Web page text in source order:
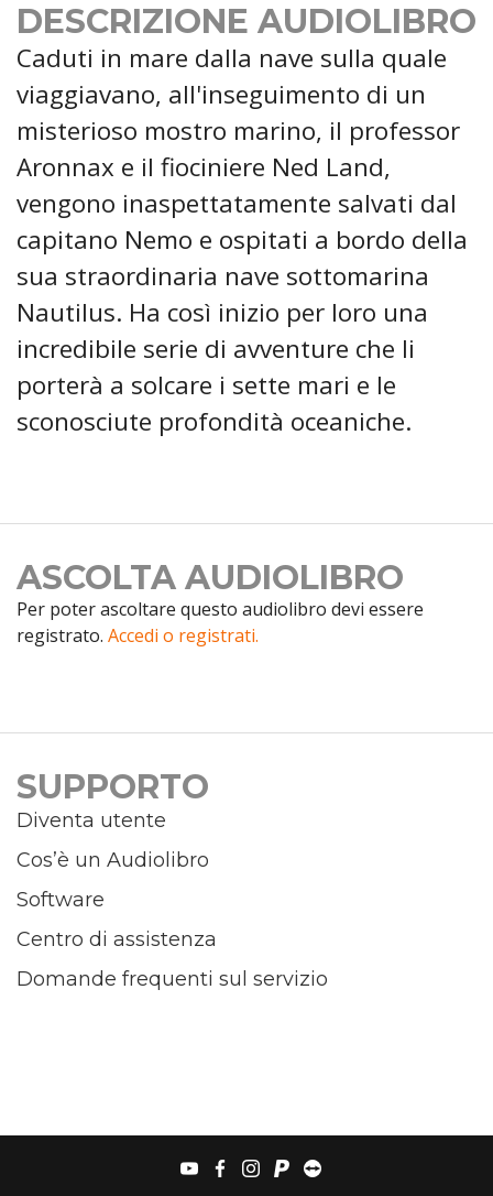
DESCRIZIONE AUDIOLIBRO
Caduti in mare dalla nave sulla quale
viaggiavano, all'inseguimento di un
misterioso mostro marino, il professor
Aronnax e il fiociniere Ned Land,
vengono inaspettatamente salvati dal
capitano Nemo e ospitati a bordo della
sua straordinaria nave sottomarina
Nautilus. Ha così inizio per loro una
incredibile serie di avventure che li
porterà a solcare i sette mari e le
sconosciute profondità oceaniche.
ASCOLTA AUDIOLIBRO
Per poter ascoltare questo audiolibro devi essere
registrato. Accedi o registrati.
SUPPORTO
Diventa utente
Cos’è un Audiolibro
Software
Centro di assistenza
Domande frequenti sul servizio
youtubefacebook
instagram
paypalteamviewer